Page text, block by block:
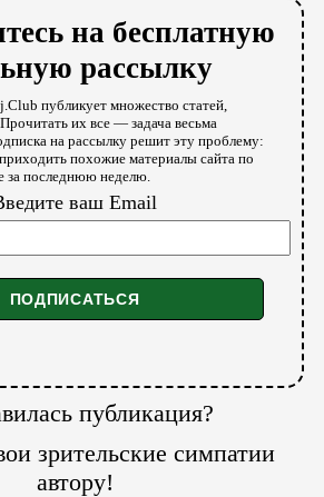
на бесплатную
рассылку
публикует множество статей,
их все — задача весьма
на рассылку решит эту проблему:
похожие материалы сайта по
за последнюю неделю.
ваш Email
публикация?
зрительские симпатии
автору!